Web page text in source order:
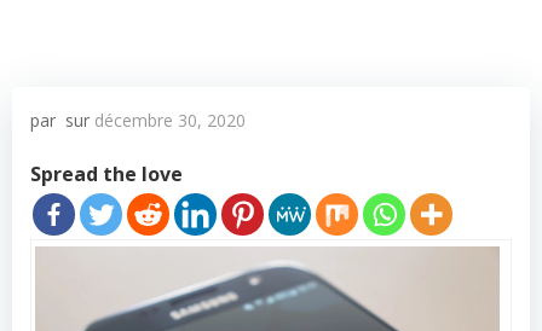
par sur décembre 30, 2020
Spread the love